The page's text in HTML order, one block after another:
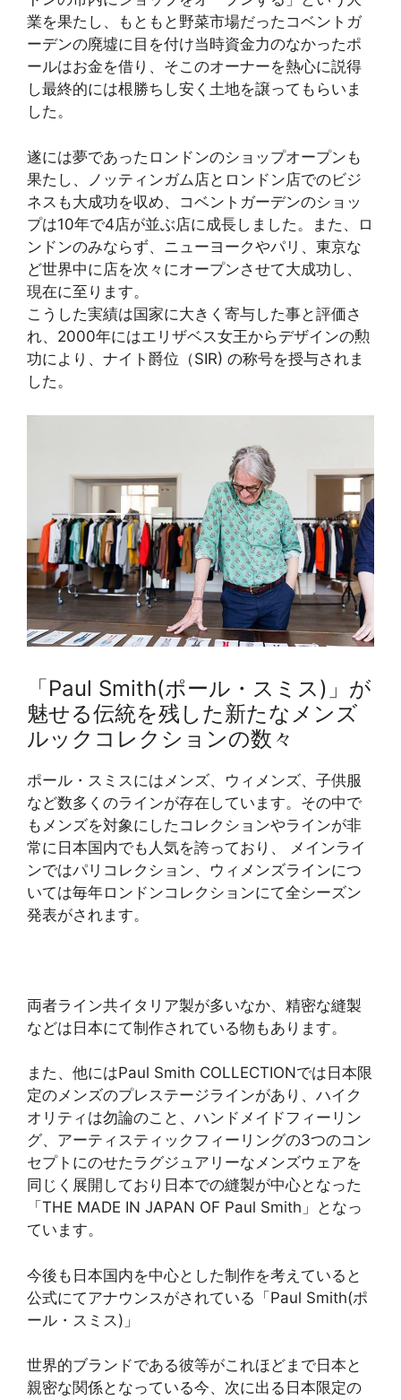
業を果たし、もともと野菜市場だったコベントガ
ーデンの廃墟に目を付け当時資金力のなかったポ
ールはお金を借り、そこのオーナーを熱心に説得
し最終的には根勝ちし安く土地を譲ってもらいま
した。
遂には夢であったロンドンのショップオープンも
果たし、ノッティンガム店とロンドン店でのビジ
ネスも大成功を収め、コベントガーデンのショッ
プは10年で4店が並ぶ店に成長しました。また、ロ
ンドンのみならず、ニューヨークやパリ、東京な
ど世界中に店を次々にオープンさせて大成功し、
現在に至ります。
こうした実績は国家に大きく寄与した事と評価さ
れ、2000年にはエリザベス女王からデザインの勲
功により、ナイト爵位（SIR) の称号を授与されま
した。
「Paul Smith(ポール・スミス)」が
魅せる伝統を残した新たなメンズ
ルックコレクションの数々
ポール・スミスにはメンズ、ウィメンズ、子供服
など数多くのラインが存在しています。その中で
もメンズを対象にしたコレクションやラインが非
常に日本国内でも人気を誇っており、 メインライ
ンではパリコレクション、ウィメンズラインにつ
いては毎年ロンドンコレクションにて全シーズン
発表がされます。
両者ライン共イタリア製が多いなか、精密な縫製
などは日本にて制作されている物もあります。
また、他にはPaul Smith COLLECTIONでは日本限
定のメンズのプレステージラインがあり、ハイク
オリティは勿論のこと、ハンドメイドフィーリン
グ、アーティスティックフィーリングの3つのコン
セプトにのせたラグジュアリーなメンズウェアを
同じく展開しており日本での縫製が中心となった
「THE MADE IN JAPAN OF Paul Smith」となっ
ています。
今後も日本国内を中心とした制作を考えていると
公式にてアナウンスがされている「Paul Smith(ポ
ール・スミス)」
世界的ブランドである彼等がこれほどまで日本と
親密な関係となっている今、次に出る日本限定の